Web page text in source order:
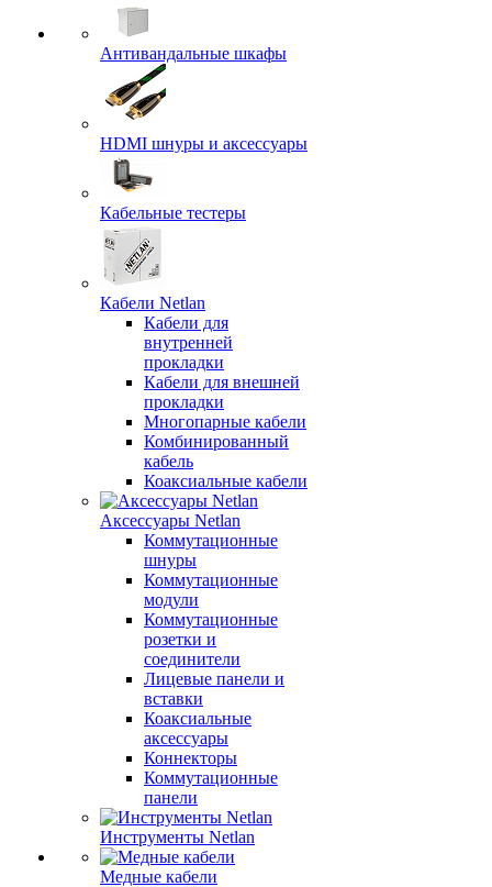
Антивандальные шкафы
HDMI шнуры и аксессуары
Кабельные тестеры
Кабели Netlan
Кабели для
внутренней
прокладки
Кабели для внешней
прокладки
Многопарные кабели
Комбинированный
кабель
Коаксиальные кабели
Аксессуары Netlan
Коммутационные
шнуры
Коммутационные
модули
Коммутационные
розетки и
соединители
Лицевые панели и
вставки
Коаксиальные
аксессуары
Коннекторы
Коммутационные
панели
Инструменты Netlan
Медные кабели